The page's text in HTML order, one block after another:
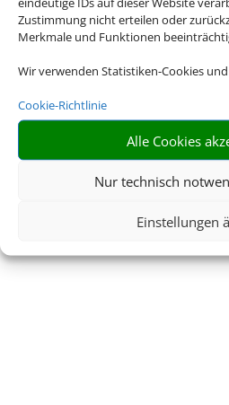
Zustimmung nicht erteilen oder
Merkmale und Funktionen
Wir verwenden Statistiken-Cookies
Cookie-Richtlinie
Alle Cookies
Nur technisch
Einstellungen
© 2026 •